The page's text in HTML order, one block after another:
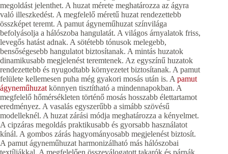
megoldást jelenthet. A huzat mérete meghatározza az ágyra
való illeszkedést. A megfelelő méretű huzat rendezettebb
összképet teremt. A pamut ágyneműhuzat színvilága
befolyásolja a hálószoba hangulatát. A világos árnyalatok friss,
levegős hatást adnak. A sötétebb tónusok melegebb,
bensőségesebb hangulatot biztosítanak. A mintás huzatok
dinamikusabb megjelenést teremtenek. Az egyszínű huzatok
rendezettebb és nyugodtabb környezetet biztosítanak. A pamut
felülete kellemesen puha még gyakori mosás után is. Apamut
ágyneműhuzatkönnyen tisztítható a mindennapokban. A
megfelelő hőmérsékleten történő mosás hosszabb élettartamot
eredményez. A vasalás egyszerűbb a simább szövésű
modelleknél. A huzat zárási módja meghatározza a kényelmet.
A cipzáras megoldás praktikusabb és gyorsabb használatot
kínál. A gombos zárás hagyományosabb megjelenést biztosít.
A pamut ágyneműhuzat harmonizálható más hálószobai